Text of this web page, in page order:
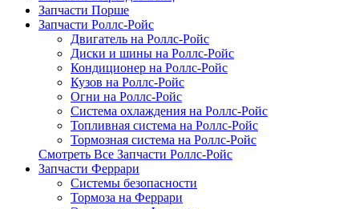
Запчасти Порше
Запчасти Роллс-Ройс
Двигатель на Роллс-Ройс
Диски и шины на Роллс-Ройс
Кондиционер на Роллс-Ройс
Кузов на Роллс-Ройс
Огни на Роллс-Ройс
Система охлаждения на Роллс-Ройс
Топливная система на Роллс-Ройс
Тормозная cистема на Роллс-Ройс
Смотреть Все Запчасти Роллс-Ройс
Запчасти Феррари
Системы безопасности
Тормоза на Феррари